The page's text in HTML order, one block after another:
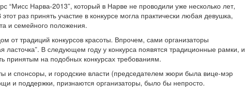
“Мисс Нарва-2013”, который в Нарве не проводили уже несколько лет,
раз принять участие в конкурсе могла практически любая девушка,
и семейного положения.
от традиций конкурсов красоты. Впрочем, сами организаторы
ласточка”. В следующем году у конкурса появятся традиционные рамки, и
принятым на подобных конкурсах требованиям.
и спонсоры, и городские власти (председателем жюри была вице-мэр
и поддержки, признаются организаторы, было бы непросто.